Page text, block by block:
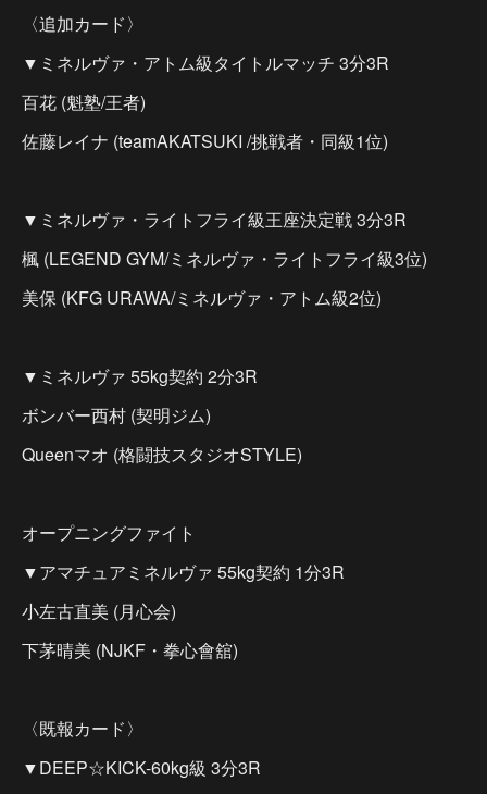
〈追加カード〉
▼ミネルヴァ・アトム級タイトルマッチ 3分3R
百花 (魁塾/王者)
佐藤レイナ (teamAKATSUKI /挑戦者・同級1位)
▼ミネルヴァ・ライトフライ級王座決定戦 3分3R
楓 (LEGEND GYM/ミネルヴァ・ライトフライ級3位)
美保 (KFG URAWA/ミネルヴァ・アトム級2位)
▼ミネルヴァ 55kg契約 2分3R
ボンバー西村 (契明ジム)
Queenマオ (格闘技スタジオSTYLE)
オープニングファイト
▼アマチュアミネルヴァ 55kg契約 1分3R
小左古直美 (月心会)
下茅晴美 (NJKF・拳心會舘)
〈既報カード〉
▼DEEP☆KICK-60kg級 3分3R